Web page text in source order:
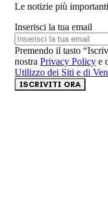
Le notizie più
Inserisci la tua email
Premendo il tasto
nostra Privacy Policy e
Utilizzo dei Siti e di
ISCRIVITI ORA